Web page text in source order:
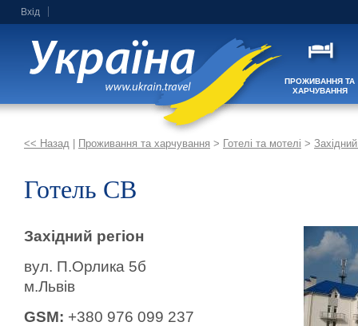
Вхід
ПРОЖИВАННЯ ТА
ХАРЧУВАННЯ
<< Назад Проживання та харчування > Готелі та мотелі > Західний
Готель СВ
Західний регіон
вул. П.Орлика 5б
м.Львів
GSM: +380 976 099 237